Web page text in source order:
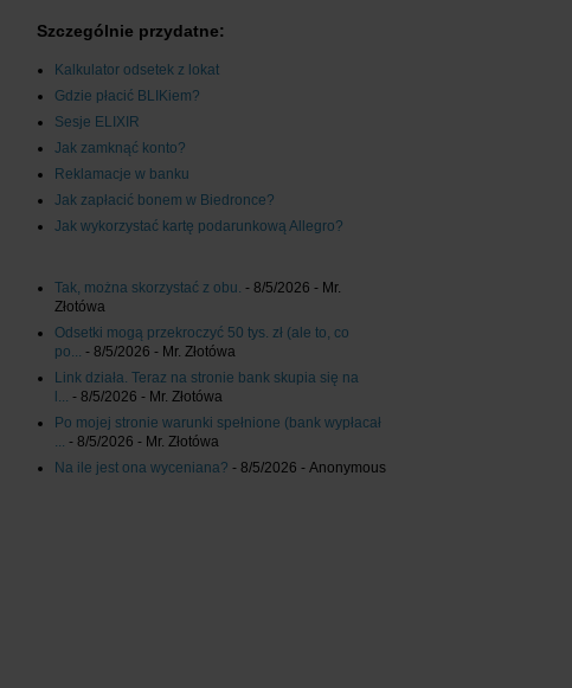
Szczególnie przydatne:
Kalkulator odsetek z lokat
Gdzie płacić BLIKiem?
Sesje ELIXIR
Jak zamknąć konto?
Reklamacje w banku
Jak zapłacić bonem w Biedronce?
Jak wykorzystać kartę podarunkową Allegro?
Tak, można skorzystać z obu. - 8/5/2026 - Mr.
Złotówa
Odsetki mogą przekroczyć 50 tys. zł (ale to, co
po... - 8/5/2026 - Mr. Złotówa
Link działa. Teraz na stronie bank skupia się na
l... - 8/5/2026 - Mr. Złotówa
Po mojej stronie warunki spełnione (bank wypłacał
... - 8/5/2026 - Mr. Złotówa
Na ile jest ona wyceniana? - 8/5/2026 - Anonymous